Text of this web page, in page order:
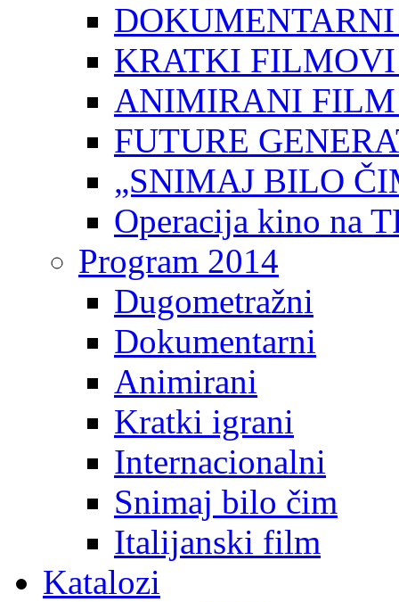
KRATKI FILMOVI
ANIMIRANI FILM
FUTURE
„SNIMAJ BILO
Operacija kino na
Program 2014
Dugometražni
Dokumentarni
Animirani
Kratki igrani
Internacionalni
Snimaj bilo čim
Italijanski film
Katalozi